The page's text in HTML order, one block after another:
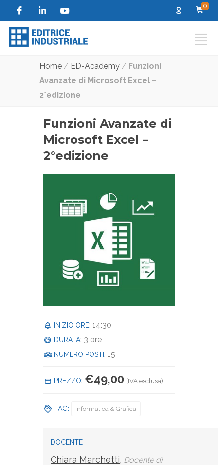
0
Home / ED-Academy / Funzioni
Avanzate di Microsoft Excel –
2°edizione
Funzioni Avanzate di
Microsoft Excel –
2°edizione
INIZIO ORE: 14:30
DURATA: 3 ore
NUMERO POSTI : 15
PREZZO: €49,00 (IVA esclusa)
TAG: Informatica & Grafica
DOCENTE
Chiara Marchetti, Docente di